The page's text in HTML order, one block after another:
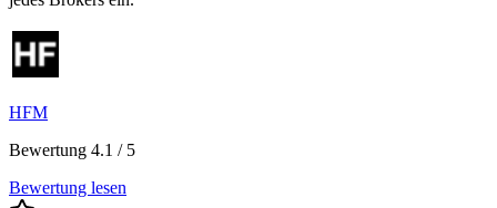
HFM
Bewertung 4.1 / 5
Bewertung lesen